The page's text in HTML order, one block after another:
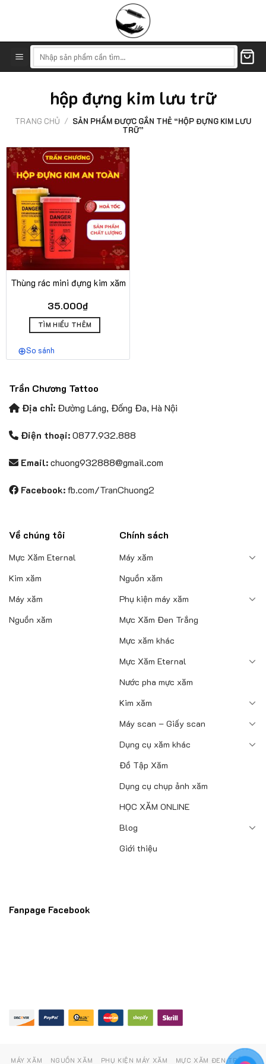
kiếm:
hộp đựng kim lưu trữ
TRANG CHỦ / SẢN PHẨM ĐƯỢC GẮN THẺ “HỘP ĐỰNG KIM LƯU
TRỮ”
Thùng rác mini đựng kim xăm
35.000₫
TÌM HIỂU THÊM
Các
tùy
có
được
trên
So sánh
Trần Chương Tattoo
Địa chỉ: Đường Láng, Đống Đa, Hà Nội
Điện thoại:0877.932.888
Email:chuong932888@gmail.com
Facebook:fb.com/TranChuong2
Về chúng tôi
Mực Xăm Eternal
Kim xăm
Máy xăm
Nguồn xăm
Chính sách
Máy xăm
Nguồn xăm
Phụ kiện máy xăm
Mực Xăm Đen Trắng
Mực xăm khác
Mực Xăm Eternal
Nước pha mực xăm
Kim xăm
Máy scan – Giấy scan
Dụng cụ xăm khác
Đồ Tập Xăm
Dụng cụ chụp ảnh xăm
HỌC XĂM ONLINE
Blog
Giới thiệu
Fanpage Facebook
MÁY XĂM NGUỒN XĂM PHỤ KIỆN MÁY XĂM
MỰC XĂM ĐEN TRẮNG